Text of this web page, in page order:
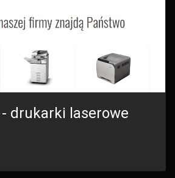
drukarki laserowe